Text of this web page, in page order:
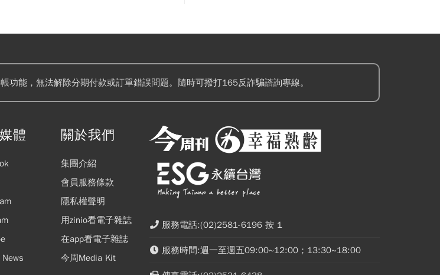
功能，無法解除分期付款或訂單錯誤問題。隨時可撥打165反詐騙諮詢專線。
體 關於我們
集團介紹
會員服務條款
隱私權聲明
用zinio看電子雜誌
在app看電子雜誌
今周Media Kit
服務電話:(02)2581-6196 按 1
服務時間:週一至週五09:00~12:00；13:30~18:00